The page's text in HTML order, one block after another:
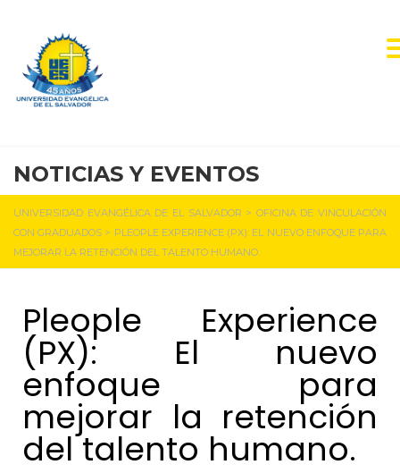
NOTICIAS Y EVENTOS
UNIVERSIDAD EVANGÉLICA DE EL SALVADOR > OFICINA DE VINCULACIÓN
CON GRADUADOS > PLEOPLE EXPERIENCE (PX): EL NUEVO ENFOQUE PARA
MEJORAR LA RETENCIÓN DEL TALENTO HUMANO.
Pleople Experience
(PX): El nuevo
enfoque para
mejorar la retención
del talento humano.